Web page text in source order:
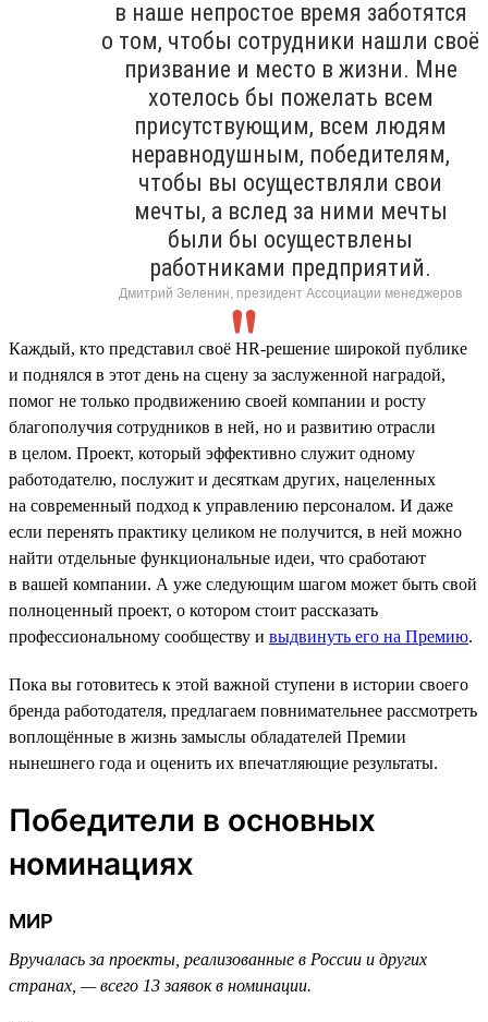
в наше непростое время заботятся
о том, чтобы сотрудники нашли своё
призвание и место в жизни. Мне
хотелось бы пожелать всем
присутствующим, всем людям
неравнодушным, победителям,
чтобы вы осуществляли свои
мечты, а вслед за ними мечты
были бы осуществлены
работниками предприятий.
Дмитрий Зеленин, президент Ассоциации менеджеров
Каждый, кто представил своё HR-решение широкой публике
и поднялся в этот день на сцену за заслуженной наградой,
помог не только продвижению своей компании и росту
благополучия сотрудников в ней, но и развитию отрасли
в целом. Проект, который эффективно служит одному
работодателю, послужит и десяткам других, нацеленных
на современный подход к управлению персоналом. И даже
если перенять практику целиком не получится, в ней можно
найти отдельные функциональные идеи, что сработают
в вашей компании. А уже следующим шагом может быть свой
полноценный проект, о котором стоит рассказать
профессиональному сообществу и выдвинуть его на Премию.
Пока вы готовитесь к этой важной ступени в истории своего
бренда работодателя, предлагаем повнимательнее рассмотреть
воплощённые в жизнь замыслы обладателей Премии
нынешнего года и оценить их впечатляющие результаты.
Победители в основных
номинациях
МИР
Вручалась за проекты, реализованные в России и других
странах, — всего 13 заявок в номинации.